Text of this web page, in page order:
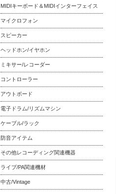
MIDIキーボード＆MIDIインターフェイス
マイクロフォン
スピーカー
ヘッドホン/イヤホン
ミキサー/レコーダー
コントローラー
アウトボード
電子ドラム/リズムマシン
ケーブル/ラック
防音アイテム
その他レコーディング関連機器
ライブ/PA関連機材
中古/Vintage